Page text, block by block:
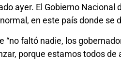
ayer. El Gobierno
en este país donde se
“no faltó nadie, los
porque estamos todos